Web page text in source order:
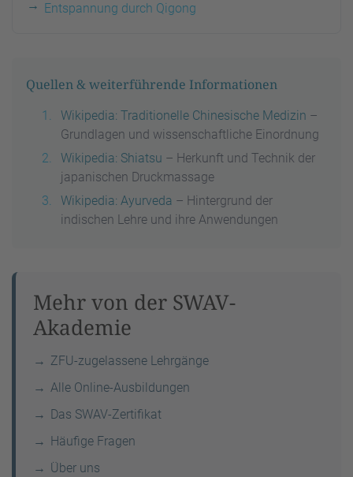
Entspannung durch Qigong
Quellen & weiterführende Informationen
Wikipedia: Traditionelle Chinesische Medizin –
Grundlagen und wissenschaftliche Einordnung
Wikipedia: Shiatsu – Herkunft und Technik der
japanischen Druckmassage
Wikipedia: Ayurveda – Hintergrund der
indischen Lehre und ihre Anwendungen
Mehr von der SWAV-
Akademie
ZFU-zugelassene Lehrgänge
Alle Online-Ausbildungen
Das SWAV-Zertifikat
Häufige Fragen
Über uns